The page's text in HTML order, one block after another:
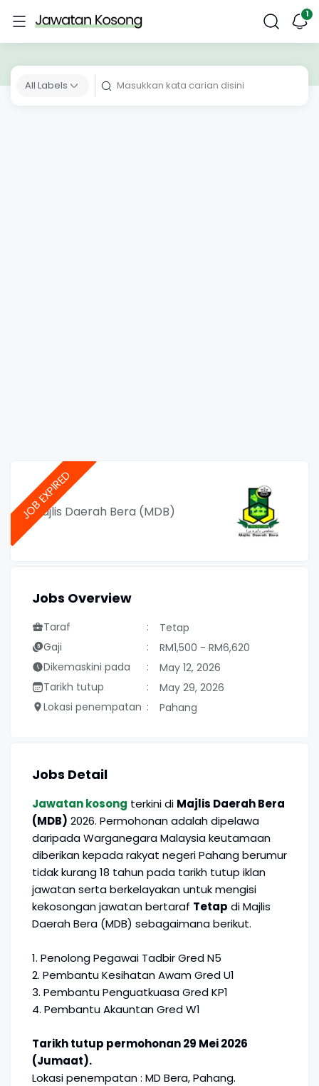
All Labels
Majlis Daerah Bera (MDB)
Jobs Overview
Taraf
Tetap
Gaji
RM1,500 - RM6,620
Dikemaskini pada
May 12, 2026
Tarikh tutup
May 29, 2026
Lokasi penempatan
Pahang
Jobs Detail
Jawatan kosong terkini di Majlis Daerah Bera
(MDB) 2026. Permohonan adalah dipelawa
daripada Warganegara Malaysia keutamaan
diberikan kepada rakyat negeri Pahang berumur
tidak kurang 18 tahun pada tarikh tutup iklan
jawatan serta berkelayakan untuk mengisi
kekosongan jawatan bertaraf Tetap di Majlis
Daerah Bera (MDB) sebagaimana berikut.
1. Penolong Pegawai Tadbir Gred N5
2. Pembantu Kesihatan Awam Gred U1
3. Pembantu Penguatkuasa Gred KP1
4. Pembantu Akauntan Gred W1
Tarikh tutup permohonan 29 Mei 2026
(Jumaat).
Lokasi penempatan : MD Bera, Pahang.